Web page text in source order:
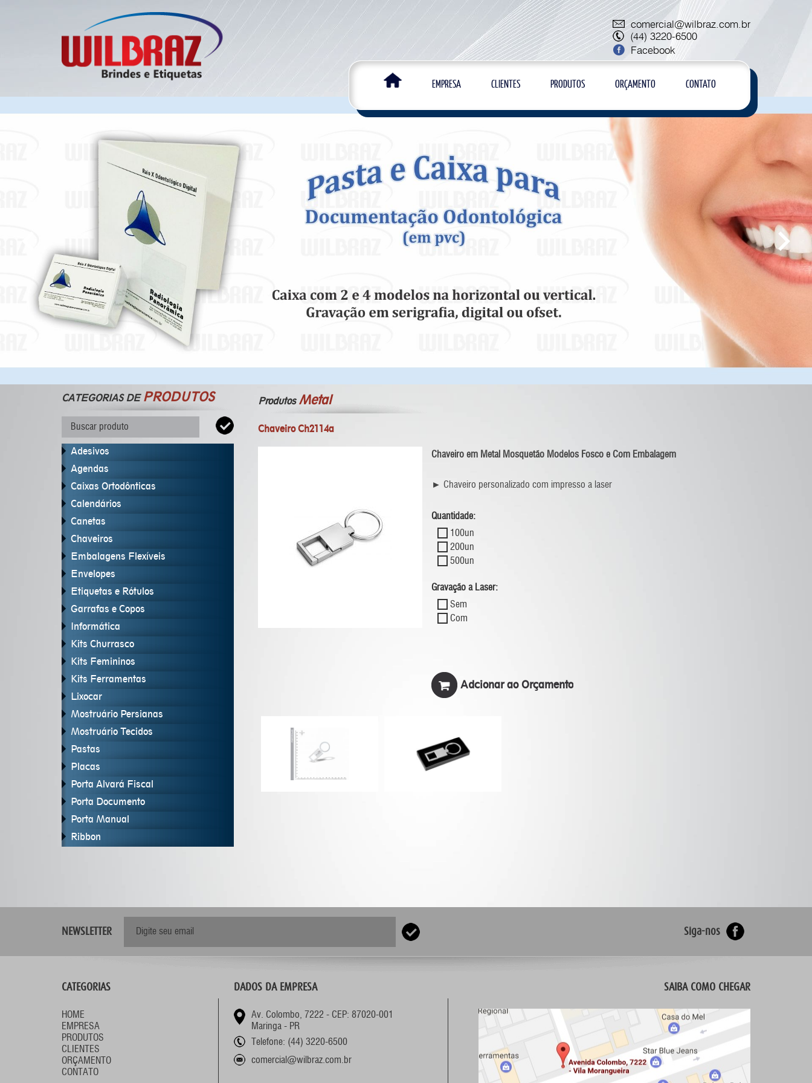
comercial@wilbraz.com.br
(44) 3220-6500
Facebook
EMPRESA CLIENTES PRODUTOS ORÇAMENTO CONTATO
CATEGORIAS DE PRODUTOS
Adesivos
Agendas
Caixas Ortodônticas
Calendários
Canetas
Chaveiros
Embalagens Flexíveis
Envelopes
Etiquetas e Rótulos
Garrafas e Copos
Informática
Kits Churrasco
Kits Femininos
Kits Ferramentas
Lixocar
Mostruário Persianas
Mostruário Tecidos
Pastas
Placas
Porta Alvará Fiscal
Porta Documento
Porta Manual
Ribbon
Produtos Metal
Chaveiro Ch2114a
Chaveiro em Metal Mosquetão Modelos Fosco e Com Embalagem
► Chaveiro personalizado com impresso a laser
Quantidade:
100un
200un
500un
Gravação a Laser:
Sem
Com
NEWSLETTER Siga-nos
CATEGORIAS
HOME
EMPRESA
PRODUTOS
CLIENTES
ORÇAMENTO
CONTATO
DADOS DA EMPRESA
Av. Colombo, 7222 - CEP: 87020-001
Maringa - PR
Telefone: (44) 3220-6500
comercial@wilbraz.com.br
SAIBA COMO CHEGAR